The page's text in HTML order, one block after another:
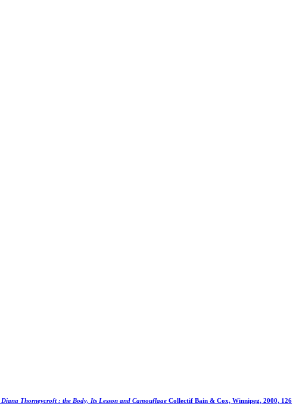
Diana Thorneycroft : the Body, Its Lesson and Camouflage Collectif Bain & Cox, Winnipeg, 2000, 126